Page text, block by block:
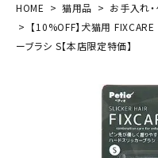
猫用品
ブランド別に探す
目的別に探す
HOME 猫用品 お手入れ
【10%OFF】犬猫用
ーブラシ S【本店限定特価】